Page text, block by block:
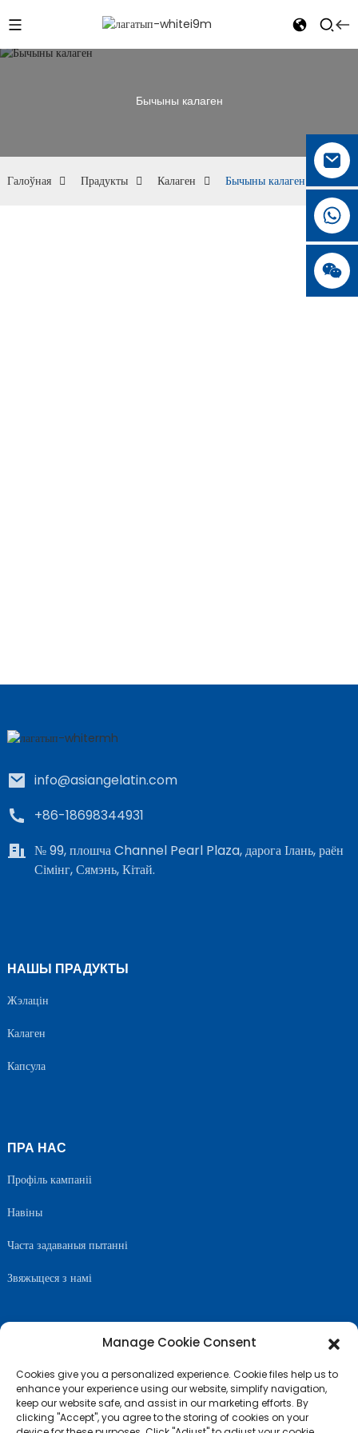
Бычыны калаген
Галоўная Прадукты Калаген Бычыны калаген
info@asiangelatin.com
+86-18698344931
№ 99, плошча Channel Pearl Plaza, дарога Ілань, раён
Сімінг, Сямэнь, Кітай.
НАШЫ ПРАДУКТЫ
Жэлацін
Калаген
Капсула
ПРА НАС
Профіль кампаніі
Навіны
Часта задаваныя пытанні
Звяжыцеся з намі
Manage Cookie Consent
Cookies give you a personalized experience. Cookie files help us to
enhance your experience using our website, simplify navigation,
keep our website safe, and assist in our marketing efforts. By
clicking "Accept", you agree to the storing of cookies on your